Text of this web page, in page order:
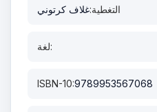
التغطية:غلاف كرتوني
لغة:
ISBN-10:9789953567068